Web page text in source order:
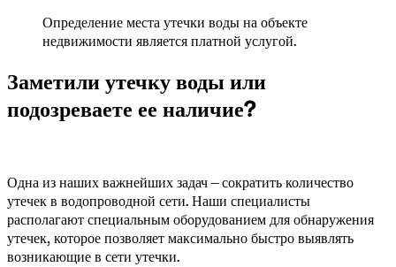
Определение места утечки воды на объекте
недвижимости является платной услугой.
Заметили утечку воды или
подозреваете ее наличие?
Одна из наших важнейших задач – сократить количество
утечек в водопроводной сети. Наши специалисты
располагают специальным оборудованием для обнаружения
утечек, которое позволяет максимально быстро выявлять
возникающие в сети утечки.